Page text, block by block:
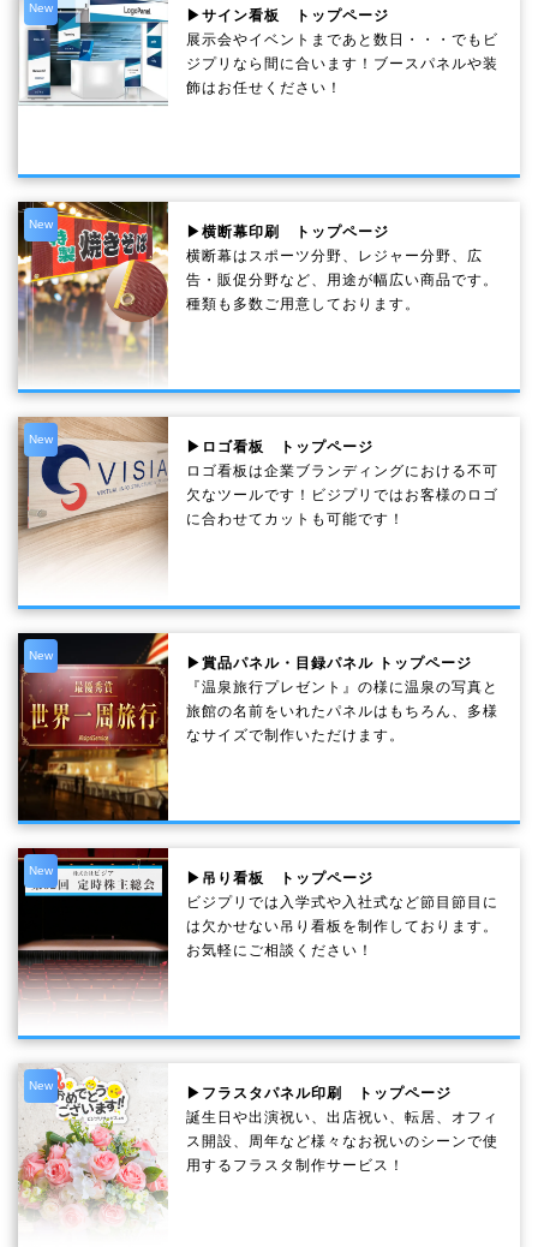
New
▶サイン看板 トップページ
展示会やイベントまであと数日・・・でもビ
ジプリなら間に合います！ブースパネルや装
飾はお任せください！
New
▶横断幕印刷 トップページ
横断幕はスポーツ分野、レジャー分野、広
告・販促分野など、用途が幅広い商品です。
種類も多数ご用意しております。
New
▶ロゴ看板 トップページ
ロゴ看板は企業ブランディングにおける不可
欠なツールです！ビジプリではお客様のロゴ
に合わせてカットも可能です！
New
▶賞品パネル・目録パネル トップページ
『温泉旅行プレゼント』の様に温泉の写真と
旅館の名前をいれたパネルはもちろん、多様
なサイズで制作いただけます。
New
▶吊り看板 トップページ
ビジプリでは入学式や入社式など節目節目に
は欠かせない吊り看板を制作しております。
お気軽にご相談ください！
New
▶フラスタパネル印刷 トップページ
誕生日や出演祝い、出店祝い、転居、オフィ
ス開設、周年など様々なお祝いのシーンで使
用するフラスタ制作サービス！